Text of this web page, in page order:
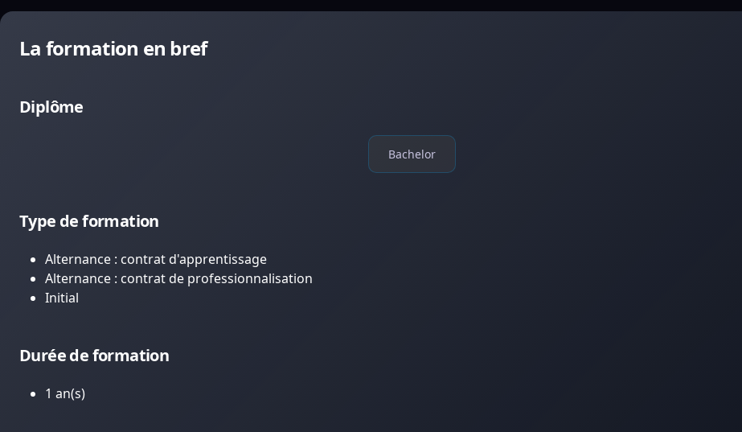
La formation en bref
Diplôme
Bachelor
Type de formation
Alternance : contrat d'apprentissage
Alternance : contrat de professionnalisation
Initial
Durée de formation
1 an(s)